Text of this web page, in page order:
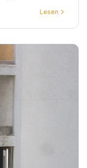
Lesen